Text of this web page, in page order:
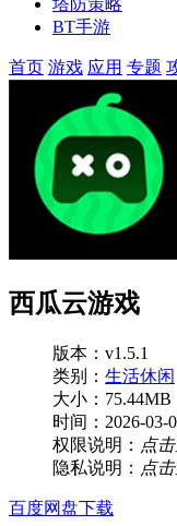
塔防策略
BT手游
首页 游戏 应用 专题
西瓜云游戏
版本：v1.5.1
类别： 生活休闲
大小：75.44MB
时间：2026-03-
权限说明： 点
隐私说明： 点
百度网盘下载